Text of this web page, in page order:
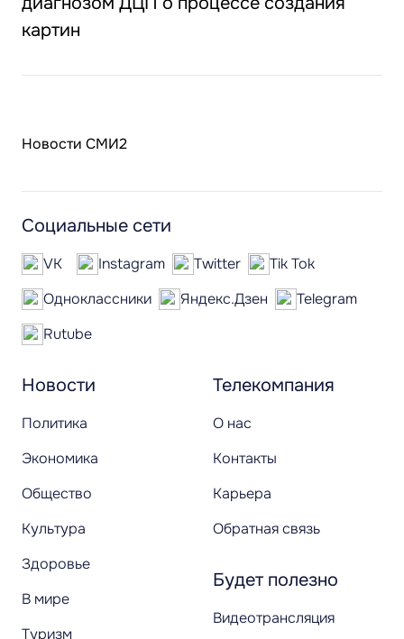
картин
Новости СМИ2
Новости
Политика
Экономика
Общество
Культура
Здоровье
В мире
Туризм
Телекомпания
О нас
Контакты
Карьера
Обратная связь
Будет полезно
Видеотрансляция
Социальные сети
VK Instagram Twitter
Tik Tok
Одноклассники
Яндекс.Дзен
Telegram
Rutube